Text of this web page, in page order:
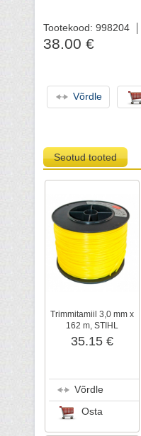
Tootekood: 998204
38.00 €
Võrdle
Seotud tooted
Trimmitamiil 3,0 mm x
162 m, STIHL
35.15 €
Võrdle
Osta